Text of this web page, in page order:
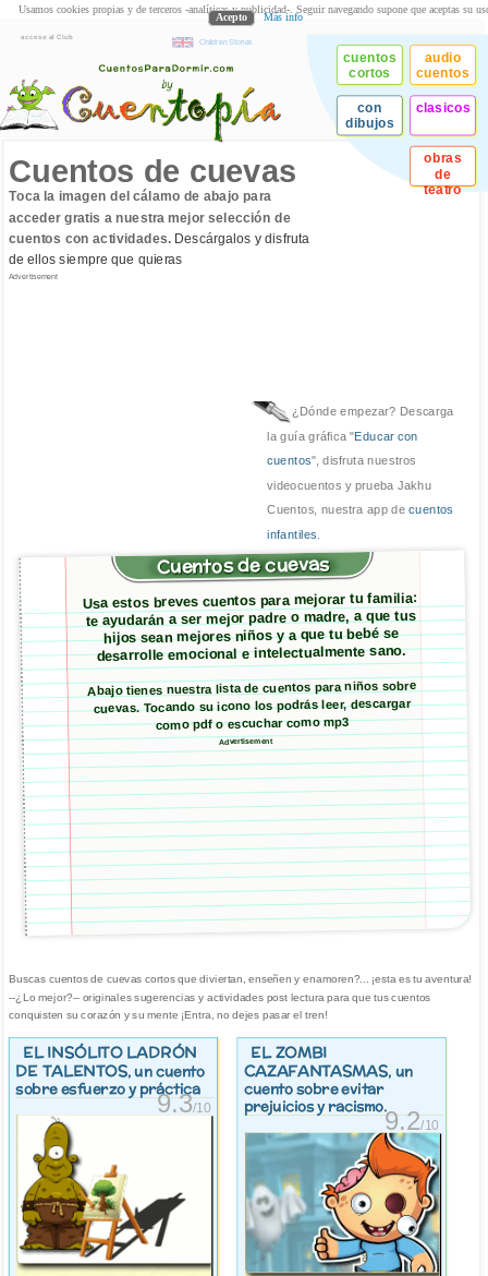
acceso al Club
Children Stories
cuentos
cortos
audio
cuentos
con
dibujos
clasicos
obras
de
teatro
Cuentos de cuevas
Toca la imagen del cálamo de abajo para
acceder gratis a nuestra mejor selección de
cuentos con actividades.Descárgalos y disfruta
de ellos siempre que quieras
Advertisement
¿Dónde empezar? Descarga
la guía gráfica "Educar con
cuentos", disfruta nuestros
videocuentos y prueba Jakhu
Cuentos, nuestra app decuentos
infantiles
Cuentos de cuevas
Usa estos breves cuentos para mejorar tu familia:
te ayudarán a ser mejor padre o madre, a que tus
hijos sean mejores niños y a que tu bebé se
desarrolle emocional e intelectualmente sano.
Abajo tienes nuestra lista de cuentos para niños sobre
cuevas. Tocando su icono los podrás leer, descargar
como pdf o escuchar como mp3
Advertisement
Buscas cuentos de cuevas cortos que diviertan, enseñen y enamoren?... ¡esta es tu aventura!
--¿Lo mejor?-- originales sugerencias y actividades post lectura para que tus cuentos
conquisten su corazón y su mente ¡Entra, no dejes pasar el tren!
EL INSÓLITO LADRÓN
DE TALENTOS, un cuento
sobre esfuerzo y práctica
9.3/10
EL ZOMBI
CAZAFANTASMAS, un
cuento sobre evitar
prejuicios y racismo.
9.2/10
Usamos cookies propias y de terceros -analíticas y publicidad-. Seguir navegando supone que aceptas su
Acepto Más info